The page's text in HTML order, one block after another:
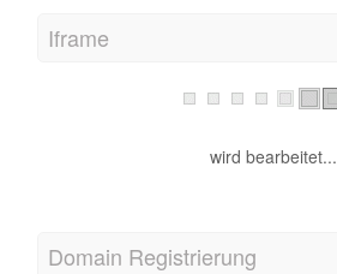
Iframe
wird bearbeitet...
Domain Registrierung